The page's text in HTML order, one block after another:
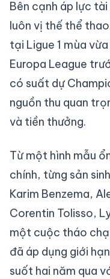
Bên cạnh áp lực
luôn vị thế thể
tại Ligue 1 mùa
Europa League
có suất dự
nguồn thu quan
và tiền thưởng.
Từ một hình mẫu
chính, từng sản
Karim Benzema,
Corentin Tolisso,
một cuộc tháo
đã áp dụng giới
suốt hai năm qua